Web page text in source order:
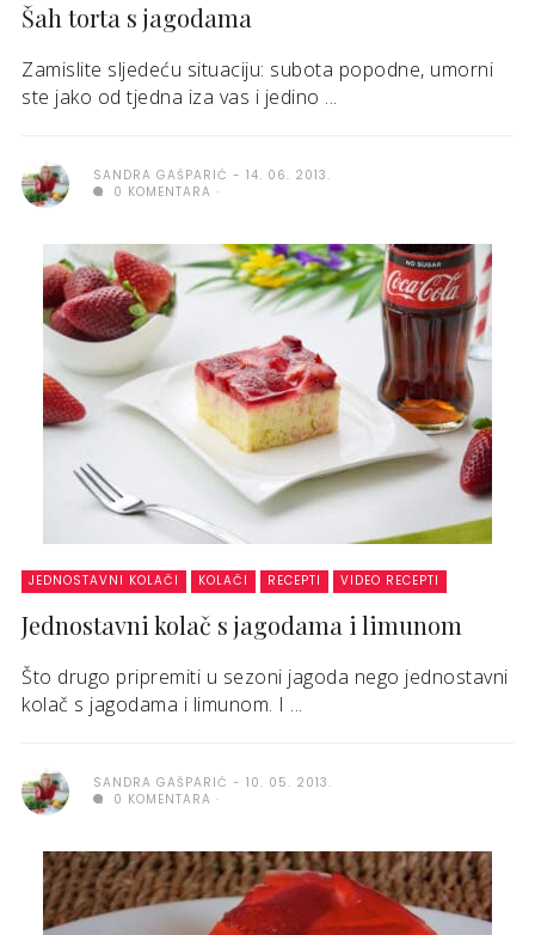
Šah torta s jagodama
Zamislite sljedeću situaciju: subota popodne, umorni
ste jako od tjedna iza vas i jedino ...
SANDRA GAŠPARIĆ
14. 06. 2013.
0 KOMENTARA
JEDNOSTAVNI KOLAČI KOLAČI RECEPTI VIDEO RECEPTI
Jednostavni kolač s jagodama i limunom
Što drugo pripremiti u sezoni jagoda nego jednostavni
kolač s jagodama i limunom. I ...
SANDRA GAŠPARIĆ
10. 05. 2013.
0 KOMENTARA